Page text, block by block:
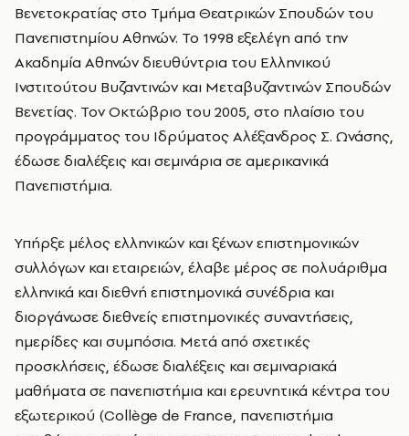
Βενετοκρατίας στο Τμήμα Θεατρικών Σπουδών του
Πανεπιστημίου Αθηνών. Το 1998 εξελέγη από την
Ακαδημία Αθηνών διευθύντρια του Ελληνικού
Ινστιτούτου Βυζαντινών και Μεταβυζαντινών Σπουδών
Βενετίας. Τον Οκτώβριο του 2005, στο πλαίσιο του
προγράμματος του Ιδρύματος Αλέξανδρος Σ. Ωνάσης,
έδωσε διαλέξεις και σεμινάρια σε αμερικανικά
Πανεπιστήμια.
Υπήρξε μέλος ελληνικών και ξένων επιστημονικών
συλλόγων και εταιρειών, έλαβε μέρος σε πολυάριθμα
ελληνικά και διεθνή επιστημονικά συνέδρια και
διοργάνωσε διεθνείς επιστημονικές συναντήσεις,
ημερίδες και συμπόσια. Μετά από σχετικές
προσκλήσεις, έδωσε διαλέξεις και σεμιναριακά
μαθήματα σε πανεπιστήμια και ερευνητικά κέντρα του
εξωτερικού (Collège de France, πανεπιστήμια